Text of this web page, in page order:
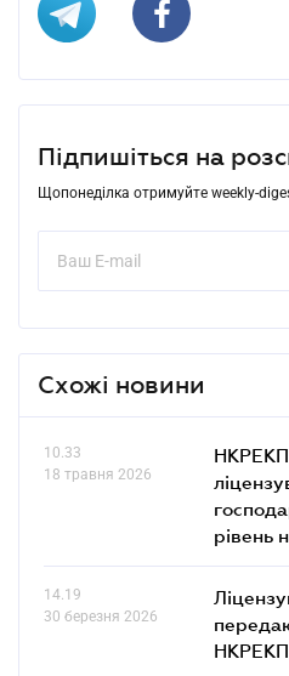
Підпишіться на
Щопонеділка отримуйте weekly-
Схожі новини
10.33
18 травня 2026
НКРЕКП
рівень
14.19
30 березня 2026
НКРЕКП